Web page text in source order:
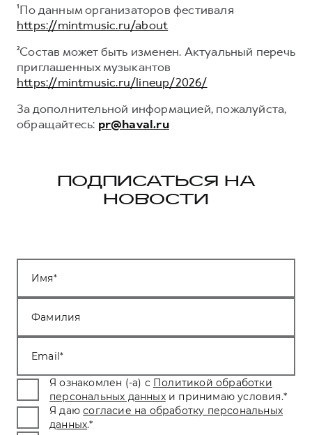
¹По данным организаторов фестиваля
https://mintmusic.ru/about
²Состав может быть изменен. Актуальный перечь
приглашенных музыкантов
https://mintmusic.ru/lineup/2026/
За дополнительной информацией, пожалуйста,
обращайтесь: pr@haval.ru
ПОДПИСАТЬСЯ НА
НОВОСТИ
Имя
Фамилия
Email
Я ознакомлен (-а) с Политикой обработки
персональных данных и принимаю условия.*
Я даю согласие на обработку персональных
данных.*